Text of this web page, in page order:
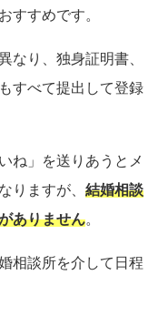
すすめです。
なり、独身証明書、
すべて提出して登録
ね」を送りあうとメ
りますが、 結婚相談
ありません。
相談所を介して日程